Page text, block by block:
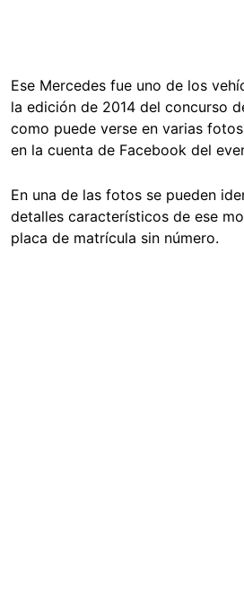
Ese Mercedes fue uno de los
la edición de 2014 del concurso
como puede verse en varias
en la cuenta de Facebook del
En una de las fotos se pueden
detalles característicos de ese
placa de matrícula sin número.